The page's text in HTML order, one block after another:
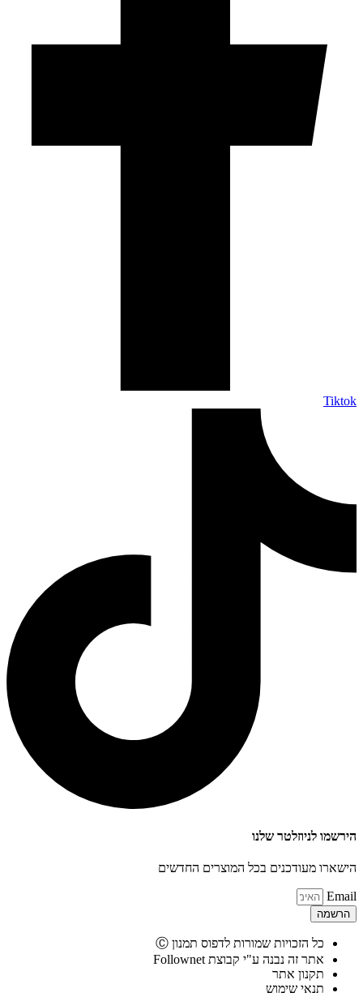
Tiktok
הירשמו לניוזלטר שלנו
הישארו מעודכנים בכל המוצרים החדשים
Email
הרשמה
כל הזכויות שמורות לדפוס תמנון Ⓒ
אתר זה נבנה ע"י קבוצת Follownet
תקנון אתר
תנאי שימוש